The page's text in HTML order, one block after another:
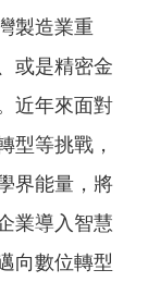
製造業重
或是精密金
近年來面對
型等挑戰，
界能量，將
業導入智慧
向數位轉型